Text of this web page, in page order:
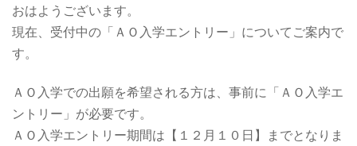
おはようございます。
現在、受付中の「ＡＯ入学エントリー」についてご案内で
す。
ＡＯ入学での出願を希望される方は、事前に「ＡＯ入学エ
ントリー」が必要です。
ＡＯ入学エントリー期間は【１２月１０日】までとなりま